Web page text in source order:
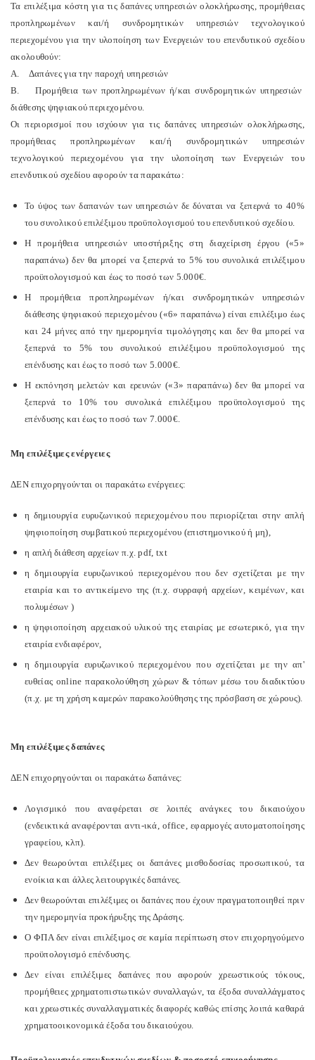
Τα επιλέξιμα κόστη για τις δαπάνες υπηρεσιών ολοκλήρωσης, προμήθειας
προπληρωμένων και/ή συνδρομητικών υπηρεσιών τεχνολογικού
περιεχομένου για την υλοποίηση των Ενεργειών του επενδυτικού σχεδίου
ακολουθούν:
A. Δαπάνες για την παροχή υπηρεσιών
B. Προμήθεια των προπληρωμένων ή/και συνδρομητικών υπηρεσιών
διάθεσης ψηφιακού περιεχομένου.
Οι περιορισμοί που ισχύουν για τις δαπάνες υπηρεσιών ολοκλήρωσης,
προμήθειας προπληρωμένων και/ή συνδρομητικών υπηρεσιών
τεχνολογικού περιεχομένου για την υλοποίηση των Ενεργειών του
επενδυτικού σχεδίου αφορούν τα παρακάτω:
Το ύψος των δαπανών των υπηρεσιών δε δύναται να ξεπερνά το 40%
του συνολικού επιλέξιμου προϋπολογισμού του επενδυτικού σχεδίου.
Η προμήθεια υπηρεσιών υποστήριξης στη διαχείριση έργου («5»
παραπάνω) δεν θα μπορεί να ξεπερνά το 5% του συνολικά επιλέξιμου
προϋπολογισμού και έως το ποσό των 5.000€.
Η προμήθεια προπληρωμένων ή/και συνδρομητικών υπηρεσιών
διάθεσης ψηφιακού περιεχομένου («6» παραπάνω) είναι επιλέξιμο έως
και 24 μήνες από την ημερομηνία τιμολόγησης και δεν θα μπορεί να
ξεπερνά το 5% του συνολικού επιλέξιμου προϋπολογισμού της
επένδυσης και έως το ποσό των 5.000€.
Η εκπόνηση μελετών και ερευνών («3» παραπάνω) δεν θα μπορεί να
ξεπερνά το 10% του συνολικά επιλέξιμου προϋπολογισμού της
επένδυσης και έως το ποσό των 7.000€.
Μη επιλέξιμες ενέργειες
ΔΕΝ επιχορηγούνται οι παρακάτω ενέργειες:
η δημιουργία ευρυζωνικού περιεχομένου που περιορίζεται στην απλή
ψηφιοποίηση συμβατικού περιεχομένου (επιστημονικού ή μη),
η απλή διάθεση αρχείων π.χ. pdf, txt
η δημιουργία ευρυζωνικού περιεχομένου που δεν σχετίζεται με την
εταιρία και το αντικείμενο της (π.χ. συρραφή αρχείων, κειμένων, και
πολυμέσων )
η ψηφιοποίηση αρχειακού υλικού της εταιρίας με εσωτερικό, για την
εταιρία ενδιαφέρον,
η δημιουργία ευρυζωνικού περιεχομένου που σχετίζεται με την απ'
ευθείας online παρακολούθηση χώρων & τόπων μέσω του διαδικτύου
(π.χ. με τη χρήση καμερών παρακολούθησης της πρόσβαση σε χώρους).
Μη επιλέξιμες δαπάνες
ΔΕΝ επιχορηγούνται οι παρακάτω δαπάνες:
Λογισμικό που αναφέρεται σε λοιπές ανάγκες του δικαιούχου
(ενδεικτικά αναφέρονται αντι-ικά, office, εφαρμογές αυτοματοποίησης
γραφείου, κλπ).
Δεν θεωρούνται επιλέξιμες οι δαπάνες μισθοδοσίας προσωπικού, τα
ενοίκια και άλλες λειτουργικές δαπάνες.
Δεν θεωρούνται επιλέξιμες οι δαπάνες που έχουν πραγματοποιηθεί πριν
την ημερομηνία προκήρυξης της Δράσης.
Ο ΦΠΑ δεν είναι επιλέξιμος σε καμία περίπτωση στον επιχορηγούμενο
προϋπολογισμό επένδυσης.
Δεν είναι επιλέξιμες δαπάνες που αφορούν χρεωστικούς τόκους,
προμήθειες χρηματοπιστωτικών συναλλαγών, τα έξοδα συναλλάγματος
και χρεωστικές συναλλαγματικές διαφορές καθώς επίσης λοιπά καθαρά
χρηματοοικονομικά έξοδα του δικαιούχου.